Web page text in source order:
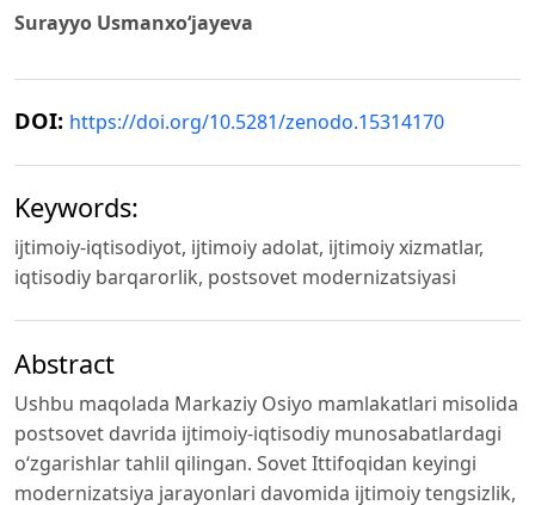
Surayyo Usmanxo‘jayeva
DOI: https://doi.org/10.5281/zenodo.15314170
Keywords:
ijtimoiy-iqtisodiyot, ijtimoiy adolat, ijtimoiy xizmatlar,
iqtisodiy barqarorlik, postsovet modernizatsiyasi
Abstract
Ushbu maqolada Markaziy Osiyo mamlakatlari misolida
postsovet davrida ijtimoiy-iqtisodiy munosabatlardagi
o‘zgarishlar tahlil qilingan. Sovet Ittifoqidan keyingi
modernizatsiya jarayonlari davomida ijtimoiy tengsizlik,